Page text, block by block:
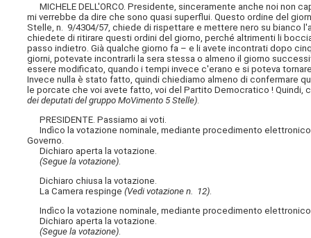
MICHELE DELL'ORCO. Presidente, sinceramente anche noi non
mi verrebbe da dire che sono quasi superflui. Questo ordine del
Stelle, n. 9/4304/57, chiede di rispettare e mettere nero su bianco
chiedete di ritirare questi ordini del giorno, perché altrimenti li
passo indietro. Già qualche giorno fa – e li avete incontrati dopo
giorni, potevate incontrarli la sera stessa o almeno il giorno
essere modificato, quando i tempi invece c'erano e si poteva
Invece nulla è stato fatto, quindi chiediamo almeno di confermare
le porcate che voi avete fatto, voi del Partito Democratico !
dei deputati del gruppo MoVimento 5 Stelle)
PRESIDENTE. Passiamo ai voti.
Indìco la votazione nominale, mediante procedimento
Governo.
Dichiaro aperta la votazione.
(Segue la votazione)
Dichiaro chiusa la votazione.
La Camera respinge(Vedi votazione n. 12).
Indìco la votazione nominale, mediante procedimento
Dichiaro aperta la votazione.
(Segue la votazione).